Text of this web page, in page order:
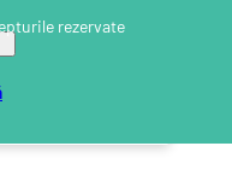
rezervate